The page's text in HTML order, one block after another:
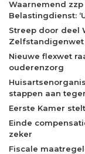
Waarnemend
Belastingdienst:
Streep door deel
Zelfstandigenwet
Nieuwe flexwet
ouderenzorg
stappen aan
Eerste Kamer
Einde
zeker
Fiscale